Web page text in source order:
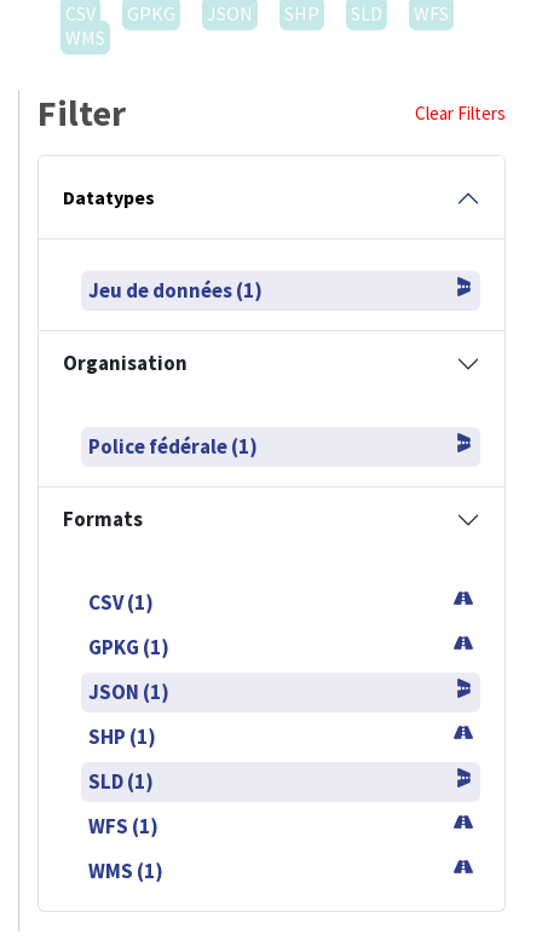
CSV
GPKG JSON SHP SLD
WFS
WMS
Filter Clear Filters
Datatypes
Jeu de données (1)
Organisation
Police fédérale (1)
Formats
CSV (1)
GPKG (1)
JSON (1)
SHP (1)
SLD (1)
WFS (1)
WMS (1)